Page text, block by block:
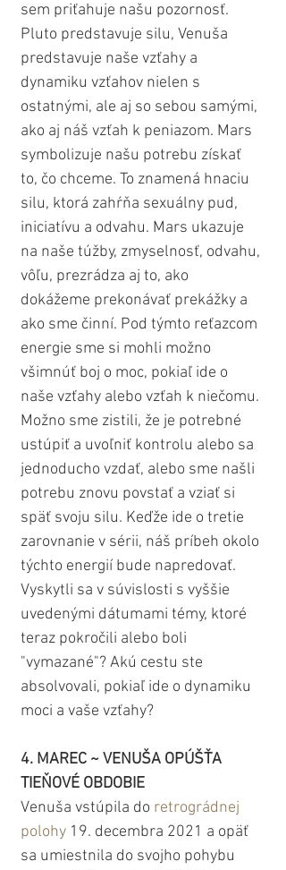
sem priťahuje našu pozornosť.
Pluto predstavuje silu, Venuša
predstavuje naše vzťahy a
dynamiku vzťahov nielen s
ostatnými, ale aj so sebou samými,
ako aj náš vzťah k peniazom. Mars
symbolizuje našu potrebu získať
to, čo chceme. To znamená hnaciu
silu, ktorá zahŕňa sexuálny pud,
iniciatívu a odvahu. Mars ukazuje
na naše túžby, zmyselnosť, odvahu,
vôľu, prezrádza aj to, ako
dokážeme prekonávať prekážky a
ako sme činní. Pod týmto reťazcom
energie sme si mohli možno
všimnúť boj o moc, pokiaľ ide o
naše vzťahy alebo vzťah k niečomu.
Možno sme zistili, že je potrebné
ustúpiť a uvoľniť kontrolu alebo sa
jednoducho vzdať, alebo sme našli
potrebu znovu povstať a vziať si
späť svoju silu. Keďže ide o tretie
zarovnanie v sérii, náš príbeh okolo
týchto energií bude napredovať.
Vyskytli sa v súvislosti s vyššie
uvedenými dátumami témy, ktoré
teraz pokročili alebo boli
"vymazané"? Akú cestu ste
absolvovali, pokiaľ ide o dynamiku
moci a vaše vzťahy?
4. MAREC ~ VENUŠA OPÚŠŤA
TIEŇOVÉ OBDOBIE
Venuša vstúpila do retrográdnej
polohy 19. decembra 2021 a opäť
sa umiestnila do svojho pohybu